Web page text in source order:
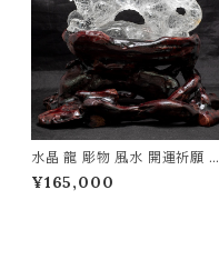
水晶 龍 彫物 風水 開運祈願 金
運祈願 開運 金運 財産運 出世
運 幸福 成功 高品質 一点物 パ
¥165,000